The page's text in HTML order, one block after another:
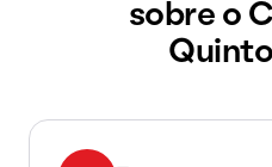
sobre o